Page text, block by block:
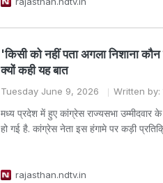
'किसी को नहीं पता अगला निशाना
क्यों कही यह बात
Tuesday June 9, 2026 Written by:
मध्य प्रदेश में हुए कांग्रेस राज्यसभा उम्मीदवार
हो गई है. कांग्रेस नेता इस हंगामे पर कड़ी
rajasthan.ndtv.in